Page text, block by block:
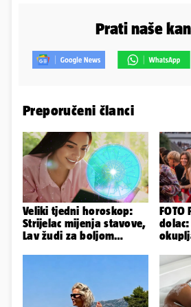
Prati naše
Preporučeni članci
Veliki tjedni horoskop:
Strijelac mijenja stavove,
Lav žudi za boljom
FOTO
dolac: